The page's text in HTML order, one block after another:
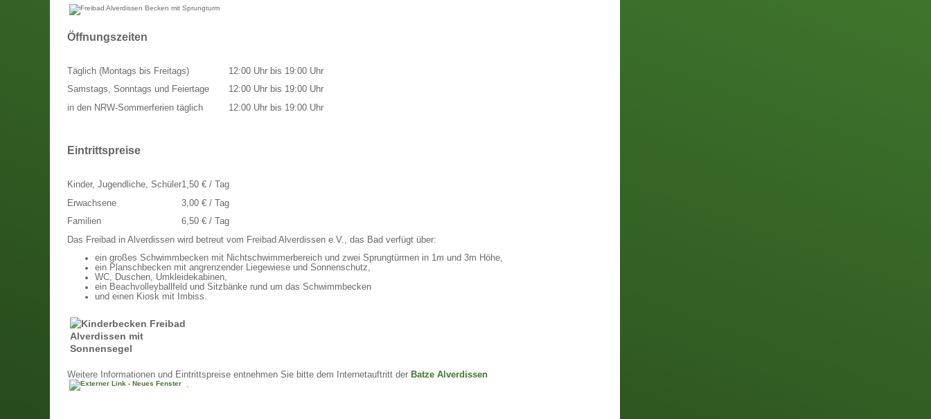
Öffnungszeiten
Täglich (Montags bis Freitags)
Samstags, Sonntags und Feiertage
in den NRW-Sommerferien täglich
12:00 Uhr bis 19:00 Uhr
12:00 Uhr bis 19:00 Uhr
12:00 Uhr bis 19:00 Uhr
Eintrittspreise
Kinder, Jugendliche, Schüler
Erwachsene
Familien
1,50 € / Tag
3,00 € / Tag
6,50 € / Tag
Das Freibad in Alverdissen wird betreut vom Freibad Alverdissen e.V., das Bad verfügt über:
ein großes Schwimmbecken mit Nichtschwimmerbereich und zwei Sprungtürmen in 1m und 3m Höhe,
ein Planschbecken mit angrenzender Liegewiese und Sonnenschutz,
WC, Duschen, Umkleidekabinen,
ein Beachvolleyballfeld und Sitzbänke rund um das Schwimmbecken
und einen Kiosk mit Imbiss.
Weitere Informationen und Eintrittspreise entnehmen Sie bitte dem Internetauftritt der Batze Alverdissen
.